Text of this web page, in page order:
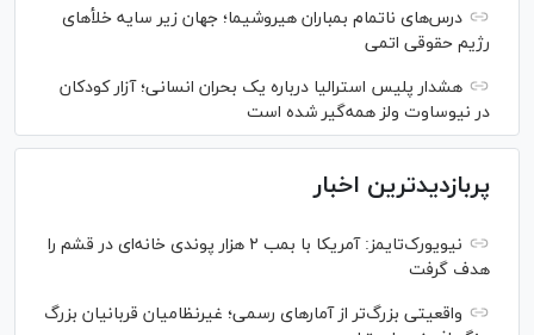
درس‌های ناتمام بمباران هیروشیما؛ جهان زیر سایه خلأ‌های
رژیم حقوقی اتمی
هشدار پلیس استرالیا درباره یک بحران انسانی؛ آزار کودکان
در نیوساوت ولز همه‌گیر شده است
پربازدیدترین اخبار
نیویورک‌تایمز: آمریکا با بمب ۲ هزار پوندی خانه‌ای در قشم را
هدف گرفت
واقعیتی بزرگ‌تر از آمار‌های رسمی؛ غیرنظامیان قربانیان بزرگ